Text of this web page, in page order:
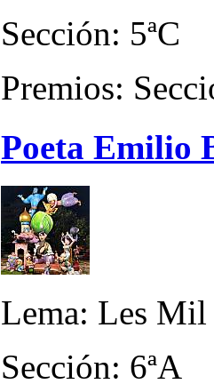
Sección: 5ªC
Premios:
Poeta Emilio
Lema: Les
Sección: 6ªA